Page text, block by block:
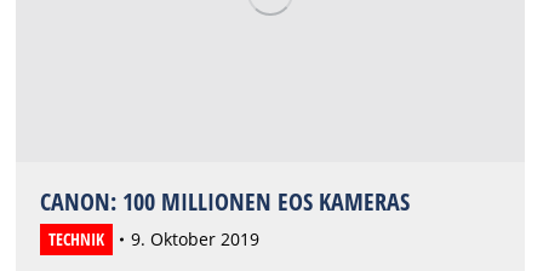
CANON: 100 MILLIONEN EOS KAMERAS
TECHNIK 9. Oktober 2019